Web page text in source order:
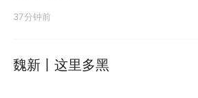
37分钟前
魏新丨这里多黑